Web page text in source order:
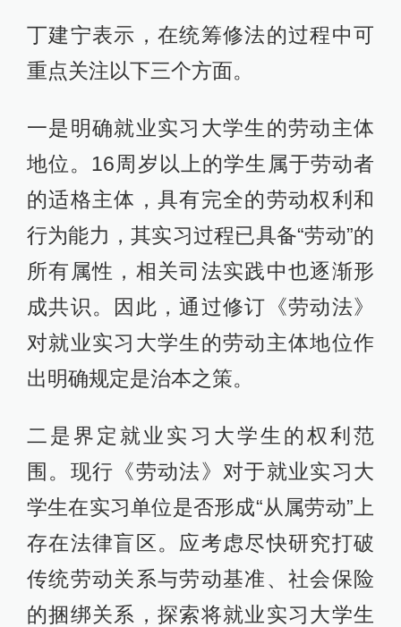
丁建宁表示，在统筹修法的过程中可
重点关注以下三个方面。
一是明确就业实习大学生的劳动主体
地位。16周岁以上的学生属于劳动者
的适格主体，具有完全的劳动权利和
行为能力，其实习过程已具备“劳动”的
所有属性，相关司法实践中也逐渐形
成共识。因此，通过修订《劳动法》
对就业实习大学生的劳动主体地位作
出明确规定是治本之策。
二是界定就业实习大学生的权利范
围。现行《劳动法》对于就业实习大
学生在实习单位是否形成“从属劳动”上
存在法律盲区。应考虑尽快研究打破
传统劳动关系与劳动基准、社会保险
的捆绑关系，探索将就业实习大学生